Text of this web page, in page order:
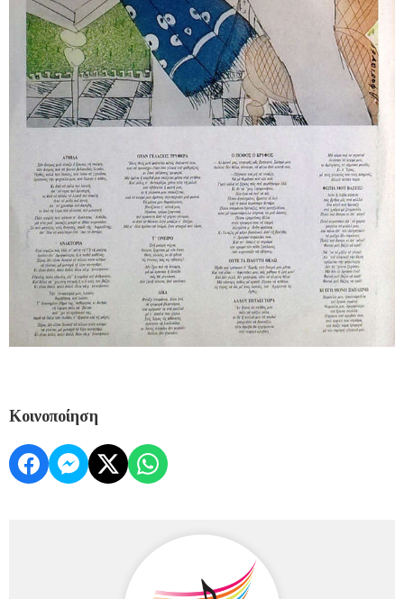
Κοινοποίηση